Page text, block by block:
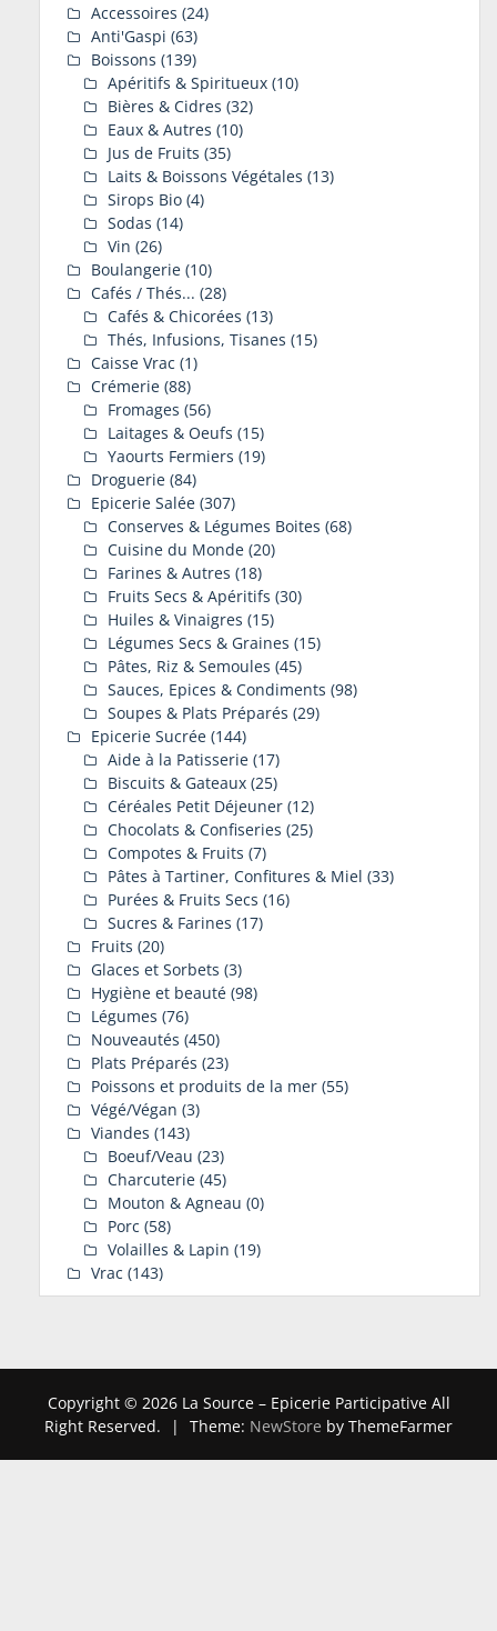
Accessoires (24)
Anti'Gaspi (63)
Boissons (139)
Apéritifs & Spiritueux (10)
Bières & Cidres (32)
Eaux & Autres (10)
Jus de Fruits (35)
Laits & Boissons Végétales (13)
Sirops Bio (4)
Sodas (14)
Vin (26)
Boulangerie (10)
Cafés / Thés... (28)
Cafés & Chicorées (13)
Thés, Infusions, Tisanes (15)
Caisse Vrac (1)
Crémerie (88)
Fromages (56)
Laitages & Oeufs (15)
Yaourts Fermiers (19)
Droguerie (84)
Epicerie Salée (307)
Conserves & Légumes Boites (68)
Cuisine du Monde (20)
Farines & Autres (18)
Fruits Secs & Apéritifs (30)
Huiles & Vinaigres (15)
Légumes Secs & Graines (15)
Pâtes, Riz & Semoules (45)
Sauces, Epices & Condiments (98)
Soupes & Plats Préparés (29)
Epicerie Sucrée (144)
Aide à la Patisserie (17)
Biscuits & Gateaux (25)
Céréales Petit Déjeuner (12)
Chocolats & Confiseries (25)
Compotes & Fruits (7)
Pâtes à Tartiner, Confitures & Miel (33)
Purées & Fruits Secs (16)
Sucres & Farines (17)
Fruits (20)
Glaces et Sorbets (3)
Hygiène et beauté (98)
Légumes (76)
Nouveautés (450)
Plats Préparés (23)
Poissons et produits de la mer (55)
Végé/Végan (3)
Viandes (143)
Boeuf/Veau (23)
Charcuterie (45)
Mouton & Agneau (0)
Porc (58)
Volailles & Lapin (19)
Vrac (143)
Copyright © 2026 La Source – Epicerie Participative All
Right Reserved.
| Theme: NewStore by ThemeFarmer